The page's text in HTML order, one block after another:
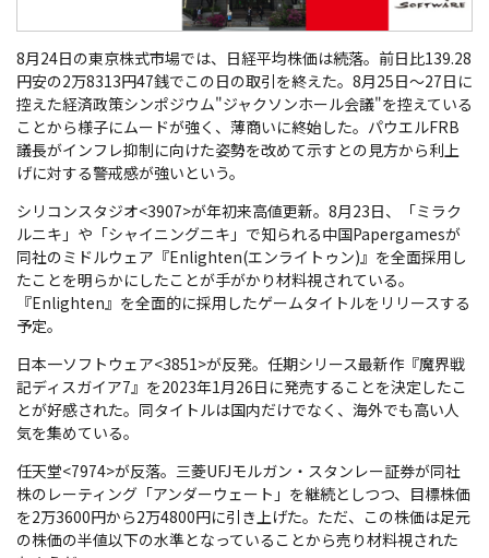
8月24日の東京株式市場では、日経平均株価は続落。前日比139.28
円安の2万8313円47銭でこの日の取引を終えた。8月25日～27日に
控えた経済政策シンポジウム"ジャクソンホール会議"を控えている
ことから様子にムードが強く、薄商いに終始した。パウエルFRB
議長がインフレ抑制に向けた姿勢を改めて示すとの見方から利上
げに対する警戒感が強いという。
シリコンスタジオ<3907>が年初来高値更新。8月23日、「ミラク
ルニキ」や「シャイニングニキ」で知られる中国Papergamesが
同社のミドルウェア『Enlighten(エンライトゥン)』を全面採用し
たことを明らかにしたことが手がかり材料視されている。
『Enlighten』を全面的に採用したゲームタイトルをリリースする
予定。
日本一ソフトウェア<3851>が反発。任期シリース最新作『魔界戦
記ディスガイア7』を2023年1月26日に発売することを決定したこ
とが好感された。同タイトルは国内だけでなく、海外でも高い人
気を集めている。
任天堂<7974>が反落。三菱UFJモルガン・スタンレー証券が同社
株のレーティング「アンダーウェート」を継続としつつ、目標株価
を2万3600円から2万4800円に引き上げた。ただ、この株価は足元
の株価の半値以下の水準となっていることから売り材料視された